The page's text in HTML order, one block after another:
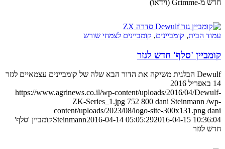
חדש מ-Grimme (וידאו)
עמוד הבית, קומביינים, קומביינים לצמחי שורש
קומביין 'סלף' חדש לגזר
Dewulf הבלגית משיקה את הדור הבא שלה של קומביינים עצמאיים לגזר
14 באפריל 2016
https://www.agrinews.co.il/wp-content/uploads/2016/04/Dewulf-
ZK-Series_1.jpg 752 800 dani Steinmann /wp-
content/uploads/2023/08/logo-site-300x131.png dani
Steinmann2016-04-14 05:05:292016-04-15 10:36:04
קומביין 'סלף'
חדש לגזר